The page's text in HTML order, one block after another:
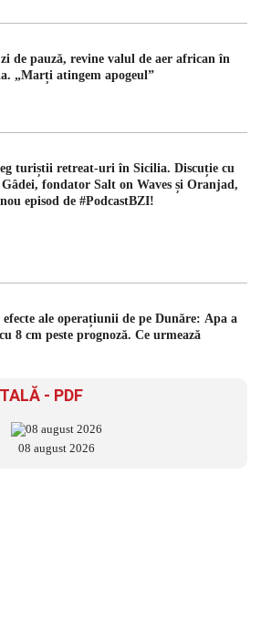
de pauză, revine valul de aer african în
„Marți atingem apogeul”
turiștii retreat-uri în Sicilia. Discuție cu
fondator Salt on Waves și Oranjad,
episod de #PodcastBZI!
efecte ale operațiunii de pe Dunăre: Apa a
8 cm peste prognoză. Ce urmează
- PDF
08 august 2026